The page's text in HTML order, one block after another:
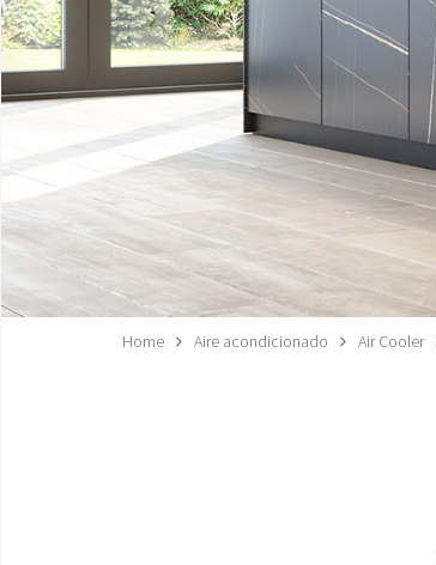
Home Aire acondicionado Air Cooler